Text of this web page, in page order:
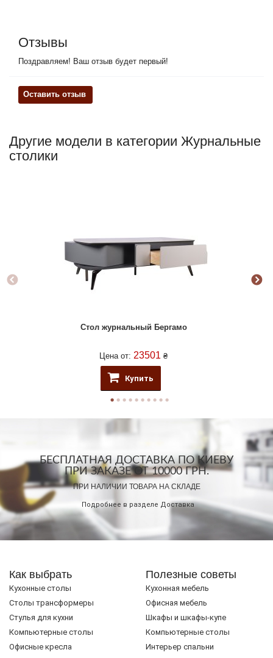
Отзывы
Поздравляем! Ваш отзыв будет первый!
Оставить отзыв
Другие модели в категории Журнальные
столики
Стол журнальный Бергамо
Цена от: 23501 ₴
Купить
БЕСПЛАТНАЯ ДОСТАВКА ПО КИЕВУ
ПРИ ЗАКАЗЕ ОТ 10000 ГРН.
ПРИ НАЛИЧИИ ТОВАРА НА СКЛАДЕ
Подробнее в разделе Доставка
Как выбрать
Кухонные столы
Cтолы трансформеры
Стулья для кухни
Компьютерные столы
Офисные кресла
Полезные советы
Кухонная мебель
Офисная мебель
Шкафы и шкафы-купе
Компьютерные столы
Интерьер спальни